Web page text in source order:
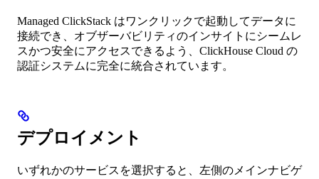
Managed ClickStack はワンクリックで起動してデータに
接続でき、オブザーバビリティのインサイトにシームレ
スかつ安全にアクセスできるよう、ClickHouse Cloud の
認証システムに完全に統合されています。
デプロイメント
いずれかのサービスを選択すると、左側のメインナビゲ